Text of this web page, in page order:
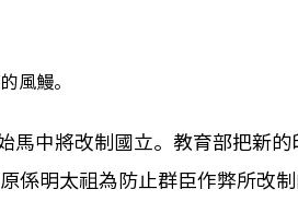
風鰻。
馬中將改制國立。教育部把新的
係明太祖為防止群臣作弊所改